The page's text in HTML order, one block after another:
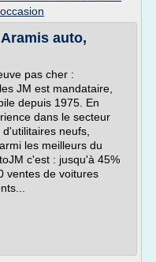
auto,
pas cher :
JM est mandataire,
depuis 1975. En
dans le secteur
neufs,
les meilleurs du
c'est : jusqu'à 45%
ventes de voitures